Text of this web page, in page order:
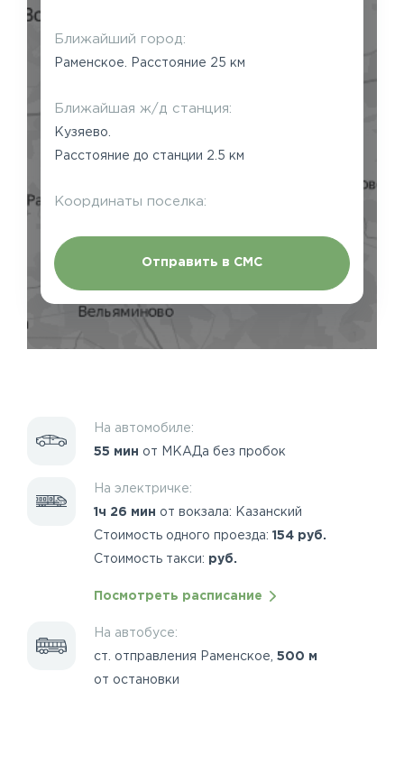
Ближайший город:
Раменское. Расстояние 25 км
Ближайшая ж/д станция:
Кузяево.
Расстояние до станции 2.5 км
Координаты поселка:
Отправить в СМС
На автомобиле:
55 мин от МКАДа без пробок
На электричке:
1ч 26 мин от вокзала: Казанский
Стоимость одного проезда: 154 руб.
Стоимость такси: руб.
Посмотреть расписание
На автобусе:
ст. отправления Раменское, 500 м
от остановки